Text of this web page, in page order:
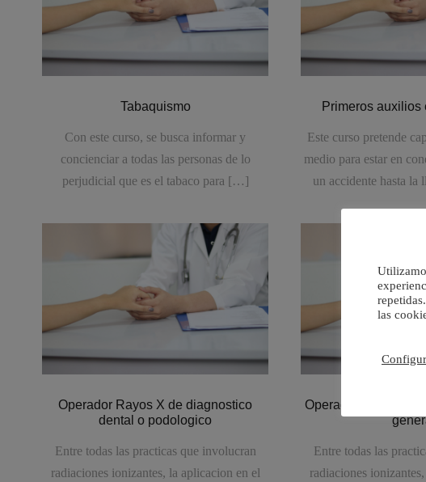
Tabaquismo
Con este curso, se busca informar y
concienciar a todas las personas de lo
perjudicial que es el tabaco para […]
Primeros auxilios
Este curso pretende
medio para estar en
un accidente hasta
Operador Rayos X de diagnostico
dental o podologico
Entre todas las practicas que involucran
radiaciones ionizantes, la aplicacion en el
Operador de Rayos
Entre todas las
radiaciones
las